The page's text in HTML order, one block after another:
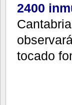
2400
tocado